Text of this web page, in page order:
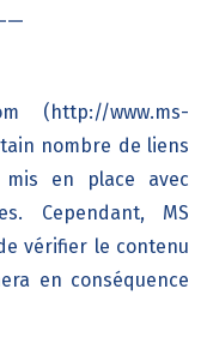
(http://www.ms-
nombre de liens
mis en place avec
. Cependant, MS
vérifier le contenu
en conséquence